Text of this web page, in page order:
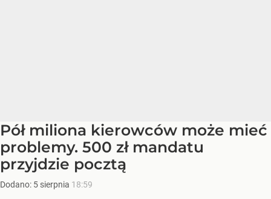
Pół miliona kierowców może mieć
problemy. 500 zł mandatu
przyjdzie pocztą
Dodano: 5 sierpnia 18:59